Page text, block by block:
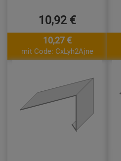
10,92 €
10,27 €
mit Code: CxLyh2Ajne